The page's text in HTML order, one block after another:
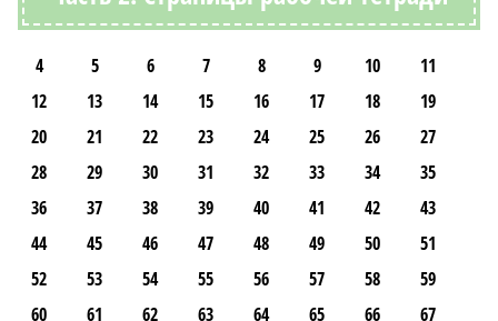
4 5 6 7 8 9 10
11
12
13 14 15 16 17 18
19
20
21 22 23 24 25 26
27
28
29 30 31 32 33 34
35
36
37 38 39 40 41 42
43
44
45 46 47 48 49 50
51
52
53 54 55 56 57 58
59
60
61 62 63 64 65 66 67